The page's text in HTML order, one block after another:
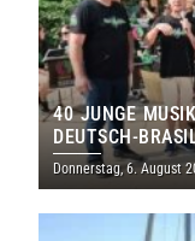
40 JUNGE
DEUTSCH-
THOLEY
Donnerstag, 6. August